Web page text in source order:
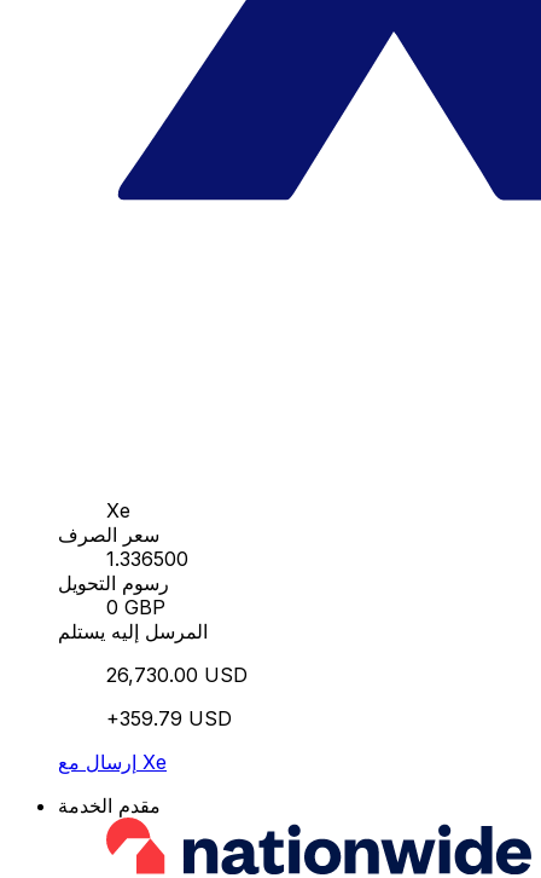
Xe
سعر الصرف
1.336500
رسوم التحويل
0 GBP
المرسل إليه يستلم
26,730.00 USD
+359.79 USD
إرسال مع Xe
مقدم الخدمة